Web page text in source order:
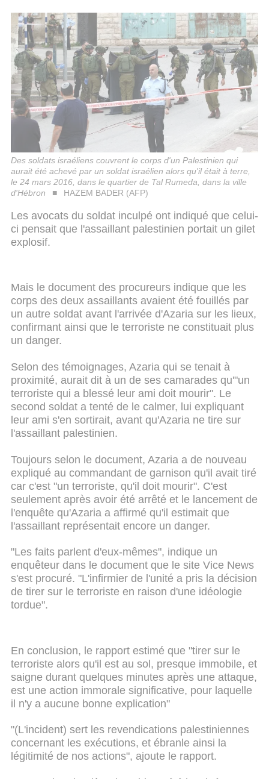
Des soldats israéliens couvrent le corps d'un Palestinien qui
aurait été achevé par un soldat israélien alors qu'il était à terre,
le 24 mars 2016, dans le quartier de Tal Rumeda, dans la ville
d'Hébron
HAZEM BADER (AFP)
Les avocats du soldat inculpé ont indiqué que celui-
ci pensait que l'assaillant palestinien portait un gilet
explosif.
Mais le document des procureurs indique que les
corps des deux assaillants avaient été fouillés par
un autre soldat avant l'arrivée d'Azaria sur les lieux,
confirmant ainsi que le terroriste ne constituait plus
un danger.
Selon des témoignages, Azaria qui se tenait à
proximité, aurait dit à un de ses camarades qu'"un
terroriste qui a blessé leur ami doit mourir". Le
second soldat a tenté de le calmer, lui expliquant
leur ami s'en sortirait, avant qu'Azaria ne tire sur
l'assaillant palestinien.
Toujours selon le document, Azaria a de nouveau
expliqué au commandant de garnison qu'il avait tiré
car c'est "un terroriste, qu'il doit mourir". C'est
seulement après avoir été arrêté et le lancement de
l'enquête qu'Azaria a affirmé qu'il estimait que
l'assaillant représentait encore un danger.
"Les faits parlent d'eux-mêmes", indique un
enquêteur dans le document que le site Vice News
s'est procuré. "L'infirmier de l'unité a pris la décision
de tirer sur le terroriste en raison d'une idéologie
tordue".
En conclusion, le rapport estimé que "tirer sur le
terroriste alors qu'il est au sol, presque immobile, et
saigne durant quelques minutes après une attaque,
est une action immorale significative, pour laquelle
il n'y a aucune bonne explication"
"(L'incident) sert les revendications palestiniennes
concernant les exécutions, et ébranle ainsi la
légitimité de nos actions", ajoute le rapport.